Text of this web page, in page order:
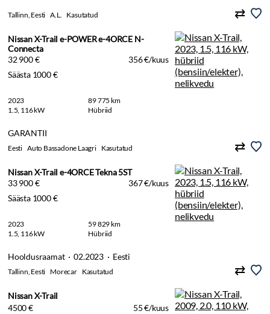
Tallinn, Eesti A.L. Kasutatud
Nissan X-Trail e-POWER e-4ORCE N-
Connecta
32 900 €
356 €/kuus
Säästa 1000 €
2023
89 775 km
1.5, 116 kW
Hübriid
GARANTII
Eesti Auto Bassadone Laagri Kasutatud
Nissan X-Trail e-4ORCE Tekna 5ST
33 900 €
367 €/kuus
Säästa 1000 €
2023
59 829 km
1.5, 116 kW
Hübriid
Hooldusraamat · 02.2023 · Eesti
Tallinn, Eesti Morecar Kasutatud
Nissan X-Trail
4500 €
55 €/kuus